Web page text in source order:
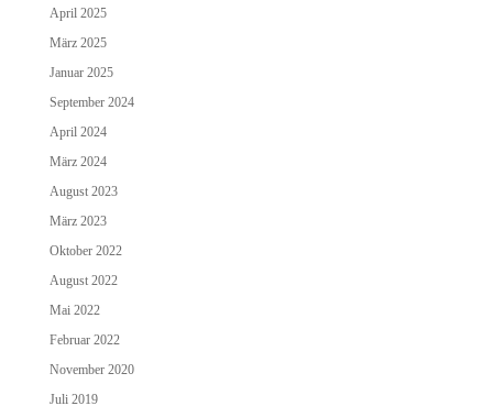
April 2025
März 2025
Januar 2025
September 2024
April 2024
März 2024
August 2023
März 2023
Oktober 2022
August 2022
Mai 2022
Februar 2022
November 2020
Juli 2019